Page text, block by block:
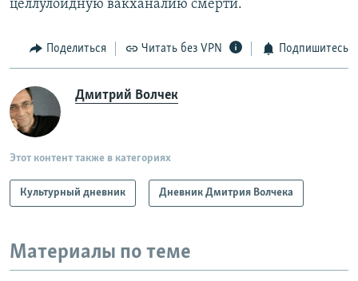
целлулоидную вакханалию смерти.
Поделиться Читать без VPN Подпишитесь
Дмитрий Волчек
Этот контент также в категориях
Культурный дневник Дневник Дмитрия Волчека
Материалы по теме